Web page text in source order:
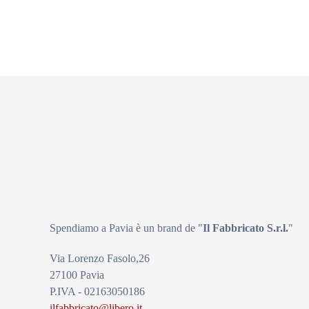
Spendiamo a Pavia è un brand de "Il Fabbricato S.r.l."
Via Lorenzo Fasolo,26
27100 Pavia
P.IVA - 02163050186